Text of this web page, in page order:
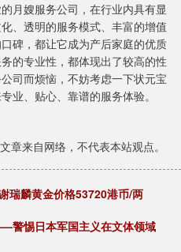
月嫂服务公司，在行业内具有显
、透明的服务模式、丰富的增值
碑，都让它成为产后家庭的优质
的专业性，都体现出了较高的性
司而烦恼，不妨考虑一下状元宝
业、贴心、靠谱的服务体验。
章来自网络，不代表本站观点。
瑞麟黄金价格53720港币/两
警惕日本军国主义在文体领域